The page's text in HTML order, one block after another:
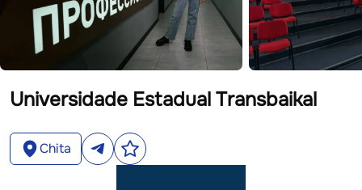
Universidade Estadual Transbaikal
Chita